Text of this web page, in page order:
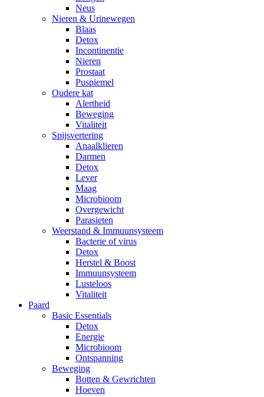
Neus
Nieren & Urinewegen
Blaas
Detox
Incontinentie
Nieren
Prostaat
Puspiemel
Oudere kat
Alertheid
Beweging
Vitaliteit
Spijsvertering
Anaalklieren
Darmen
Detox
Lever
Maag
Microbioom
Overgewicht
Parasieten
Weerstand & Immuunsysteem
Bacterie of virus
Detox
Herstel & Boost
Immuunsysteem
Lusteloos
Vitaliteit
Paard
Basic Essentials
Detox
Energie
Microbioom
Ontspanning
Beweging
Botten & Gewrichten
Hoeven